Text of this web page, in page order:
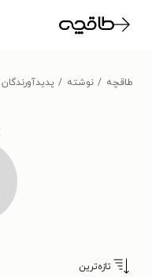
طاقچه نوشته پدیدآورندگان
تازه‌ترین